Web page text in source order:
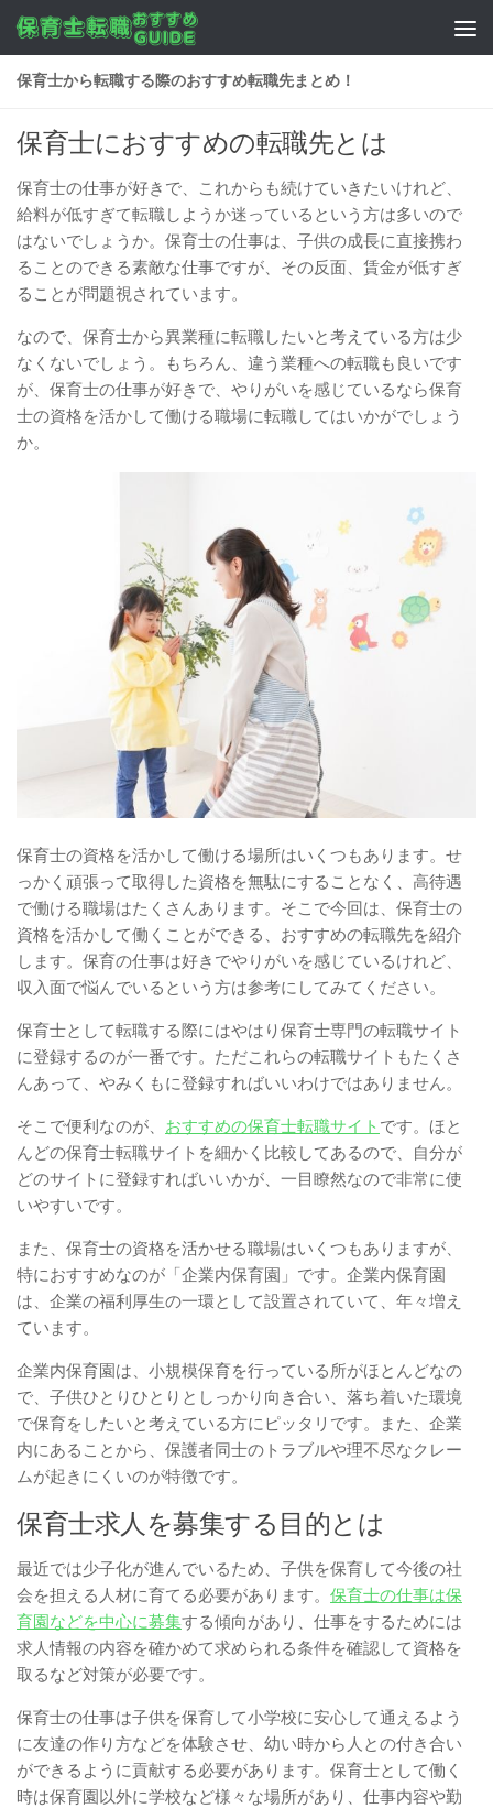
コンテンツへスキップ
保育士から転職する際のおすすめ転職先まとめ！
保育士におすすめの転職先とは
保育士の仕事が好きで、これからも続けていきたいけれど、
給料が低すぎて転職しようか迷っているという方は多いので
はないでしょうか。保育士の仕事は、子供の成長に直接携わ
ることのできる素敵な仕事ですが、その反面、賃金が低すぎ
ることが問題視されています。
なので、保育士から異業種に転職したいと考えている方は少
なくないでしょう。もちろん、違う業種への転職も良いです
が、保育士の仕事が好きで、やりがいを感じているなら保育
士の資格を活かして働ける職場に転職してはいかがでしょう
か。
保育士の資格を活かして働ける場所はいくつもあります。せ
っかく頑張って取得した資格を無駄にすることなく、高待遇
で働ける職場はたくさんあります。そこで今回は、保育士の
資格を活かして働くことができる、おすすめの転職先を紹介
します。保育の仕事は好きでやりがいを感じているけれど、
収入面で悩んでいるという方は参考にしてみてください。
保育士として転職する際にはやはり保育士専門の転職サイト
に登録するのが一番です。ただこれらの転職サイトもたくさ
んあって、やみくもに登録すればいいわけではありません。
そこで便利なのが、 おすすめの保育士転職サイト です。ほと
んどの保育士転職サイトを細かく比較してあるので、自分が
どのサイトに登録すればいいかが、一目瞭然なので非常に使
いやすいです。
また、保育士の資格を活かせる職場はいくつもありますが、
特におすすめなのが「企業内保育園」です。企業内保育園
は、企業の福利厚生の一環として設置されていて、年々増え
ています。
企業内保育園は、小規模保育を行っている所がほとんどなの
で、子供ひとりひとりとしっかり向き合い、落ち着いた環境
で保育をしたいと考えている方にピッタリです。また、企業
内にあることから、保護者同士のトラブルや理不尽なクレー
ムが起きにくいのが特徴です。
保育士求人を募集する目的とは
最近では少子化が進んでいるため、子供を保育して今後の社
会を担える人材に育てる必要があります。 保育士の仕事は保
育園などを中心に募集する傾向があり、仕事をするためには
求人情報の内容を確かめて求められる条件を確認して資格を
取るなど対策が必要です。
保育士の仕事は子供を保育して小学校に安心して通えるよう
に友達の作り方などを体験させ、幼い時から人との付き合い
ができるように貢献する必要があります。保育士として働く
時は保育園以外に学校など様々な場所があり、仕事内容や勤